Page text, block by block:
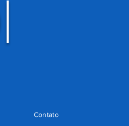
Contato